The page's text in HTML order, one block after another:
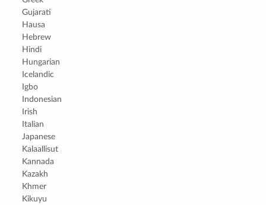
Gujarati
Hausa
Hebrew
Hindi
Hungarian
Icelandic
Igbo
Indonesian
Irish
Italian
Japanese
Kalaallisut
Kannada
Kazakh
Khmer
Kikuyu